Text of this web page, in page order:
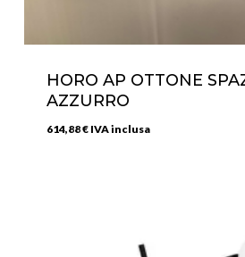
HORO AP OTTONE
AZZURRO
614,88€ IVA inclusa